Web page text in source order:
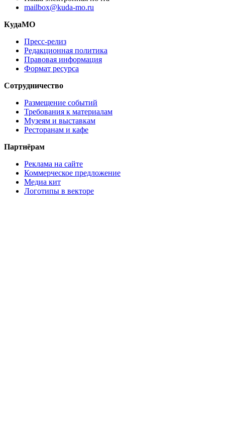
mailbox@kuda-mo.ru
КудаМО
Пресс-релиз
Редакционная политика
Правовая информация
Формат ресурса
Сотрудничество
Размещение событий
Требования к материалам
Музеям и выставкам
Ресторанам и кафе
Партнёрам
Реклама на сайте
Коммерческое предложение
Медиа кит
Логотипы в векторе